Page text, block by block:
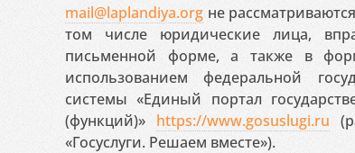
mail@laplandiya.org не
том числе юридические лица,
письменной форме, а также в
использованием федеральной
системы «Единый портал
(функций)» https://www.gosuslugi.ru
«Госуслуги. Решаем вместе»).